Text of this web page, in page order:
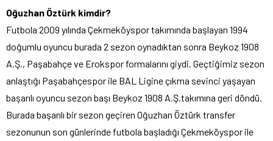
Oğuzhan Öztürk kimdir?
Futbola 2009 yılında Çekmeköyspor takımında başlayan 1994
doğumlu oyuncu burada 2 sezon oynadıktan sonra Beykoz 1908
A.Ş., Paşabahçe ve Erokspor formalarını giydi. Geçtiğimiz sezon
anlaştığı Paşabahçespor ile BAL Ligine çıkma sevinci yaşayan
başarılı oyuncu sezon başı Beykoz 1908 A.Ş.takımına geri döndü.
Burada başarılı bir sezon geçiren Oğuzhan Öztürk transfer
sezonunun son günlerinde futbola başladığı Çekmeköyspor ile